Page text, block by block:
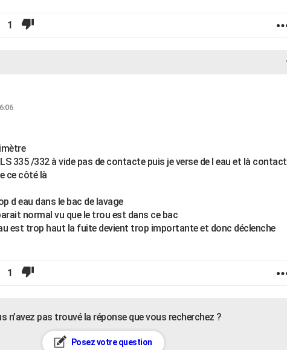
1
335 /332 à vide pas de contacte puis je verse de l eau et là contact
ce côté là
d eau dans le bac de lavage
normal vu que le trou est dans ce bac
est trop haut la fuite devient trop importante et donc déclenche
1
n’avez pas trouvé la réponse que vous recherchez ?
Posez votre question